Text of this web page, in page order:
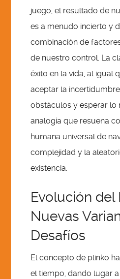
juego, el resultado de
es a menudo incierto y
combinación de
de nuestro control. La
éxito en la vida, al igual
aceptar la
obstáculos y esperar lo
analogía que resuena
humana universal de
complejidad y la
existencia.
Evolución del
Nuevas
Desafíos
El concepto de plinko
el tiempo, dando lugar